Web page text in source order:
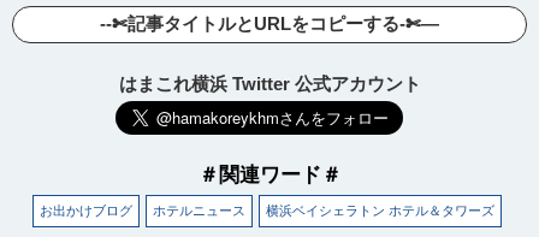
--✄記事タイトルとURLをコピーする-✄—
はまこれ横浜 Twitter 公式アカウント
＃関連ワード＃
お出かけブログ ホテルニュース 横浜ベイシェラトン ホテル＆タワーズ